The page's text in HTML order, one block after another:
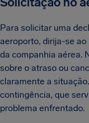
Para solicitar uma
aeroporto, dirija-se
da companhia aérea.
sobre o atraso ou
claramente a
contingência, que
problema enfrentado.